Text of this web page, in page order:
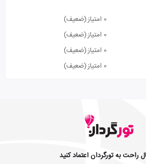
0 امتیاز
(ضعیف)
0 امتیاز
(ضعیف)
0 امتیاز
(ضعیف)
0 امتیاز (ضعیف)
راحت به تورگردان اعتماد کنید